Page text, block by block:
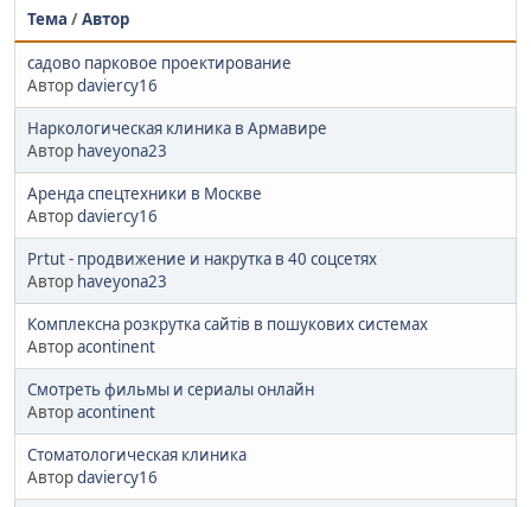
Тема /Автор
садово парковое проектирование
Авторdaviercy16
Наркологическая клиника в Армавире
Автор haveyona23
Аренда спецтехники в Москве
Авторdaviercy16
Prtut - продвижение и накрутка в 40 соцсетях
Автор haveyona23
Комплексна розкрутка сайтів в пошукових системах
Авторacontinent
Смотреть фильмы и сериалы онлайн
Авторacontinent
Стоматологическая клиника
Авторdaviercy16